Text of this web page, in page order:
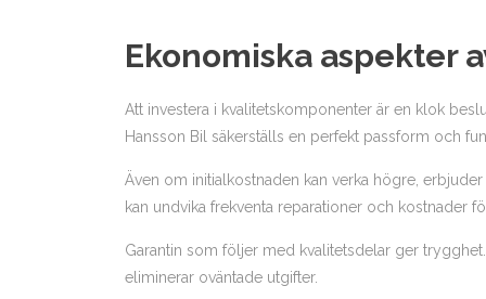
Ekonomiska aspekter
Att investera i kvalitetskomponenter är en klok
Hansson Bil säkerställs en perfekt passform och
Även om initialkostnaden kan verka högre,
kan undvika frekventa reparationer och kostnader
Garantin som följer med kvalitetsdelar ger
eliminerar oväntade utgifter.